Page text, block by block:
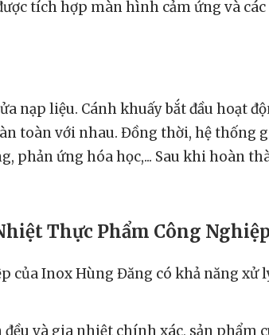
tích hợp màn hình cảm ứng và
nạp liệu. Cánh khuấy bắt đầu hoạt
toàn với nhau. Đồng thời, hệ thống
phản ứng hóa học,... Sau khi hoàn
Thực Phẩm Công
của Inox Hùng Đăng có khả năng
và gia nhiệt chính xác, sản phẩm